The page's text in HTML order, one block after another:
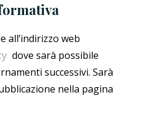
all’indirizzo web
dove sarà possibile
successivi. Sarà
nella pagina